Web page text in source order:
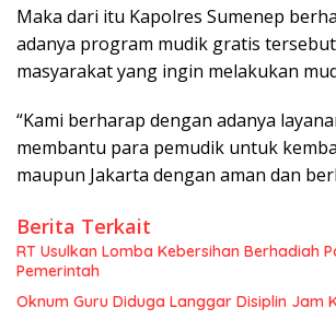
Maka dari itu Kapolres Sumenep
adanya program mudik gratis
masyarakat yang ingin melakukan
“Kami berharap dengan adanya
membantu para pemudik untuk
maupun Jakarta dengan aman dan
Berita Terkait
RT Usulkan Lomba Kebersihan Berhadiah
Pemerintah
Oknum Guru Diduga Langgar Disiplin Jam